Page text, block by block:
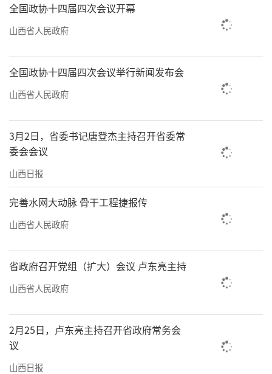
全国政协十四届四次会议开幕
山西省人民政府
全国政协十四届四次会议举行新闻发布会
山西省人民政府
3月2日，省委书记唐登杰主持召开省委常
委会会议
山西日报
完善水网大动脉 骨干工程捷报传
山西省人民政府
省政府召开党组（扩大）会议 卢东亮主持
山西省人民政府
2月25日，卢东亮主持召开省政府常务会
议
山西日报